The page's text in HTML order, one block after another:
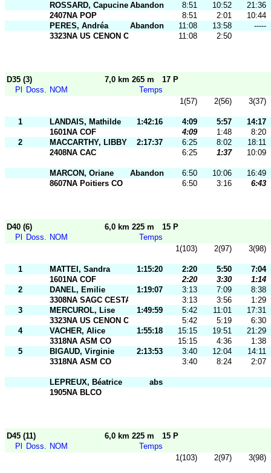
ROSSARD, Capucine Abandon 8:51 10:52
21:36
2407NA POP
8:51 2:01
10:44
PERES, Andréa
Abandon 11:08 13:58
-----
3323NA US CENON CO
11:08 2:50
D35 (3) 7,0 km 265 m
17 P
Pl
Doss. NOM
Temps
1(57)
2(56) 3(37)
1 LANDAIS, Mathilde 1:42:16 4:09 5:57
14:17
1601NA COF
4:09 1:48
8:20
2
MACCARTHY, LIBBY 2:17:37 6:25 8:02
18:11
2408NA CAC
6:25 1:37 10:09
MARCON, Oriane Abandon 6:50 10:06
16:49
8607NA Poitiers CO
6:50 3:16 6:43
D40 (6) 6,0 km 225 m
15 P
Pl
Doss. NOM
Temps
1(103)
2(97) 3(98)
1 MATTEI, Sandra 1:15:20 2:20 5:50
7:04
1601NA COF
2:20 3:30
1:14
2
DANEL, Emilie 1:19:07 3:13 7:09
8:38
3308NA SAGC CESTAS
3:13 3:56
1:29
3
MERCUROL, Lise 1:49:59 5:42 11:01
17:31
3323NA US CENON CO
5:42 5:19
6:30
4
VACHER, Alice 1:55:18 15:15 19:51
21:29
3318NA ASM CO
15:15 4:36
1:38
5
BIGAUD, Virginie 2:13:53 3:40 12:04
14:11
3318NA ASM CO
3:40 8:24 2:07
LEPREUX, Béatrice
abs
1905NA BLCO
D45 (11) 6,0 km 225 m
15 P
Pl
Doss. NOM
Temps
1(103)
2(97) 3(98)